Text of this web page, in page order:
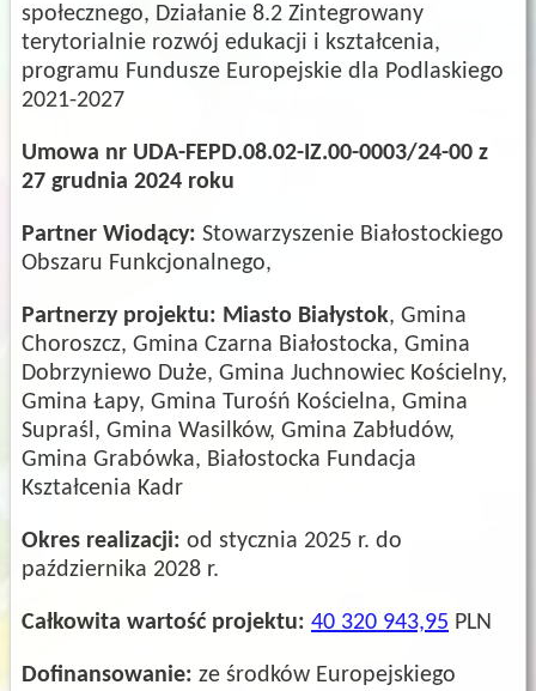
społecznego, Działanie 8.2 Zintegrowany
terytorialnie rozwój edukacji i kształcenia,
programu Fundusze Europejskie dla Podlaskiego
2021-2027
Umowa nr UDA-FEPD.08.02-IZ.00-0003/24-00 z
27 grudnia 2024 roku
Partner Wiodący: Stowarzyszenie Białostockiego
Obszaru Funkcjonalnego,
Partnerzy projektu: Miasto Białystok, Gmina
Choroszcz, Gmina Czarna Białostocka, Gmina
Dobrzyniewo Duże, Gmina Juchnowiec Kościelny,
Gmina Łapy, Gmina Turośń Kościelna, Gmina
Supraśl, Gmina Wasilków, Gmina Zabłudów,
Gmina Grabówka, Białostocka Fundacja
Kształcenia Kadr
Okres realizacji: od stycznia 2025 r. do
października 2028 r.
Całkowita wartość projektu: 40 320 943,95 PLN
Dofinansowanie: ze środków Europejskiego